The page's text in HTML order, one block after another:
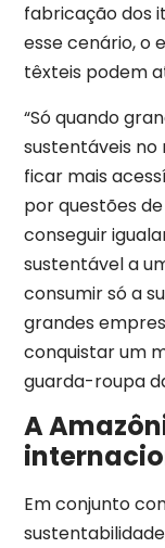
fabricação dos
esse cenário, o
têxteis podem
“Só quando
sustentáveis
ficar mais
por questões
conseguir
sustentável a
consumir só a
grandes
conquistar um
guarda-roupa
A
Em conjunto